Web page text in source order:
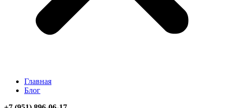
Главная
Блог